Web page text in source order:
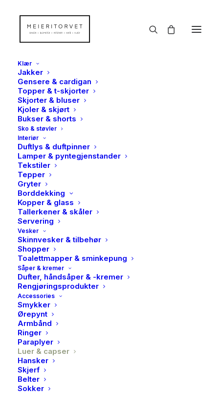
Klær
Jakker
Gensere & cardigan
Topper & t-skjorter
Skjorter & bluser
Kjoler & skjørt
Bukser & shorts
Sko & støvler
Interiør
Duftlys & duftpinner
Lamper & pyntegjenstander
Tekstiler
Tepper
Gryter
Borddekking
Kopper & glass
Tallerkener & skåler
Servering
Vesker
Skinnvesker & tilbehør
Shopper
Toalettmapper & sminkepung
Såper & kremer
Dufter, håndsåper & -kremer
Rengjøringsprodukter
Accessories
Smykker
Ørepynt
Armbånd
Ringer
Paraplyer
Luer & capser
Hansker
Skjerf
Belter
Sokker